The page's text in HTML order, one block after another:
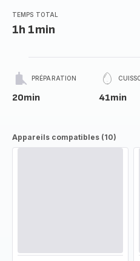
TEMPS TOTAL
1h 1min
PRÉPARATION
20min 41min
Appareils compatibles (10)